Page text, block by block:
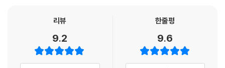
이번에는 이것이 전부인데, 충분치가 못하다.
하지만 이것이 아마 너희들에게 말해주겠지, 내가 아직 살아 있다는 것을.
세상 사람들에게 자기 집이 얼마나 아름다웠는지를 보여주려고
정가로 정했습니다.
● 문학동네도 저자들의 뜻에 동참하고자 판매 수익금 전액을 기부합니다.
10만 부까지는 저자 인세가 포함된 매출액(정가에서 서점 마진 40%를 제
리뷰
9.2
한줄평
9.6